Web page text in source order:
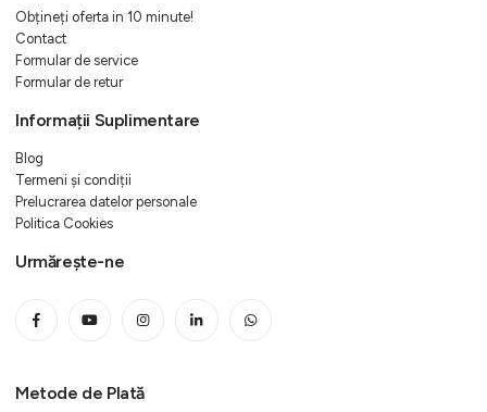
Obțineți oferta in 10 minute!
Contact
Formular de service
Formular de retur
Informații Suplimentare
Blog
Termeni și condiții
Prelucrarea datelor personale
Politica Cookies
Urmărește-ne
Metode de Plată